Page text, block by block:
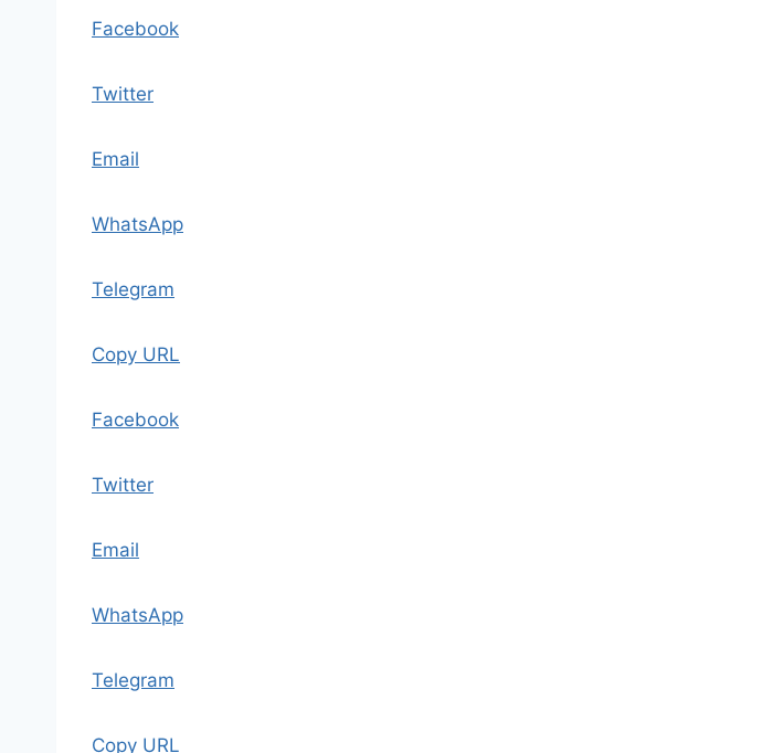
Facebook
Twitter
Email
WhatsApp
Telegram
Copy URL
Facebook
Twitter
Email
WhatsApp
Telegram
Copy URL